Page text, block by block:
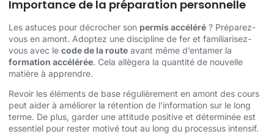
Importance de la préparation personnelle
Les astuces pour décrocher son permis accéléré ? Préparez-
vous en amont. Adoptez une discipline de fer et familiarisez-
vous avec le code de la route avant même d’entamer la
formation accélérée. Cela allègera la quantité de nouvelle
matière à apprendre.
Revoir les éléments de base régulièrement en amont des cours
peut aider à améliorer la rétention de l’information sur le long
terme. De plus, garder une attitude positive et déterminée est
essentiel pour rester motivé tout au long du processus intensif.